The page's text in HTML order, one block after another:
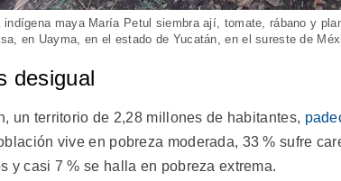
indígena maya María Petul siembra ají, tomate, rábano y
en Uayma, en el estado de Yucatán, en el sureste de
desigual
un territorio de 2,28 millones de habitantes,
vive en pobreza moderada, 33 % sufre
y casi 7 % se halla en pobreza extrema.